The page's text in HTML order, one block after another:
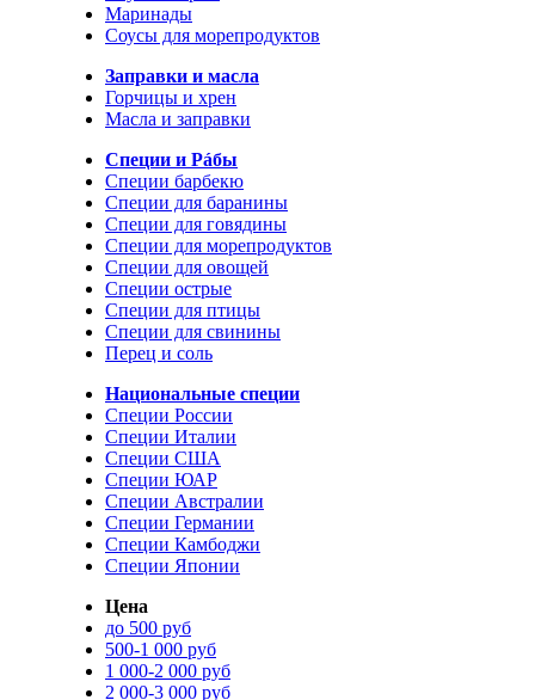
Маринады
Соусы для морепродуктов
Заправки и масла
Горчицы и хрен
Масла и заправки
Специи и Рáбы
Специи барбекю
Специи для баранины
Специи для говядины
Специи для морепродуктов
Специи для овощей
Специи острые
Специи для птицы
Специи для свинины
Перец и соль
Национальные специи
Специи России
Специи Италии
Специи США
Специи ЮАР
Специи Австралии
Специи Германии
Специи Камбоджи
Специи Японии
Цена
до 500 руб
500-1 000 руб
1 000-2 000 руб
2 000-3 000 руб